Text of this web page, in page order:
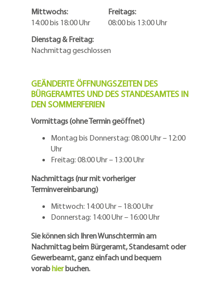
Mittwochs: Freitags:
14:00 bis 18:00 Uhr 08:00 bis 13:00 Uhr
Dienstag & Freitag:
Nachmittag geschlossen
GEÄNDERTE ÖFFNUNGSZEITEN DES
BÜRGERAMTES UND DES STANDESAMTES IN
DEN SOMMERFERIEN
Vormittags (ohne Termin geöffnet)
Montag bis Donnerstag: 08:00 Uhr – 12:00
Uhr
Freitag: 08:00 Uhr – 13:00 Uhr
Nachmittags (nur mit vorheriger
Terminvereinbarung)
Mittwoch: 14:00 Uhr – 18:00 Uhr
Donnerstag: 14:00 Uhr – 16:00 Uhr
Sie können sich Ihren Wunschtermin am
Nachmittag beim Bürgeramt, Standesamt oder
Gewerbeamt, ganz einfach und bequem
vorabhierbuchen.